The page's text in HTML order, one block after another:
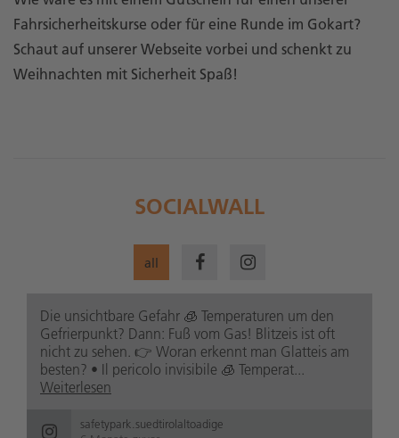
Fahrsicherheitskurse oder für eine Runde im Gokart?
Schaut auf unserer Webseite vorbei und schenkt zu
Weihnachten mit Sicherheit Spaß!
SOCIALWALL
all
Die unsichtbare Gefahr 🧊 Temperaturen um den
Gefrierpunkt? Dann: Fuß vom Gas! Blitzeis ist oft
nicht zu sehen. 👉 Woran erkennt man Glatteis am
besten? • Il pericolo invisibile 🧊 Temperat...
Weiterlesen
safetypark.suedtirolaltoadige